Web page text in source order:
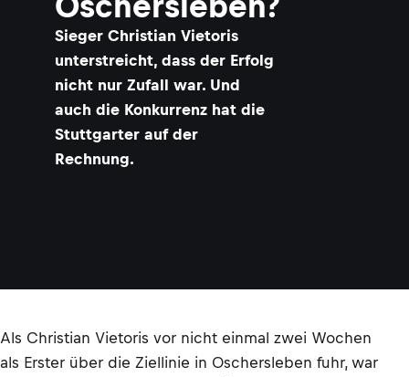
Sieger Christian Vietoris
unterstreicht, dass der Erfolg
nicht nur Zufall war. Und
auch die Konkurrenz hat die
Stuttgarter auf der
Rechnung.
Als Christian Vietoris vor nicht einmal zwei Wochen
als Erster über die Ziellinie in Oschersleben fuhr, war